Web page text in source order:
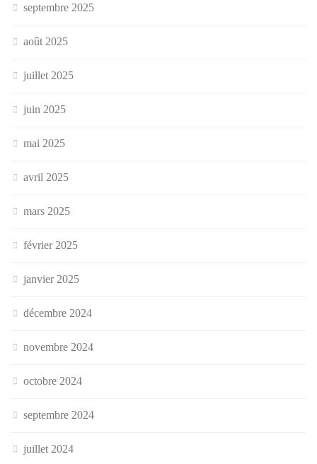
septembre 2025
août 2025
juillet 2025
juin 2025
mai 2025
avril 2025
mars 2025
février 2025
janvier 2025
décembre 2024
novembre 2024
octobre 2024
septembre 2024
juillet 2024